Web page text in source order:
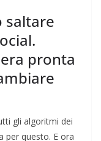
saltare
pronta
gli algoritmi dei
per questo. E ora